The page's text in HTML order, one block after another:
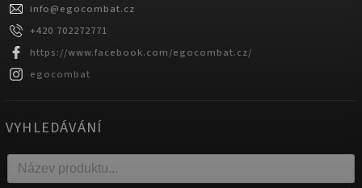
info@egocombat.cz
+420 702272771
https://www.facebook.com/egocombat.cz/
egocombat
VYHLEDÁVÁNÍ